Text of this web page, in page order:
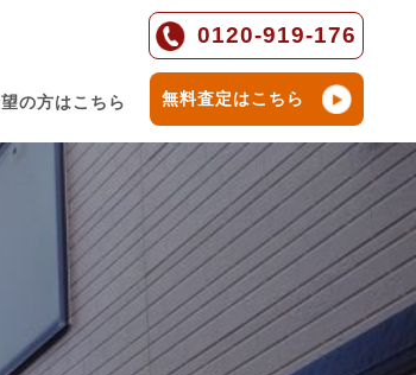
0120-919-176
の方はこちら 無料査定はこちら